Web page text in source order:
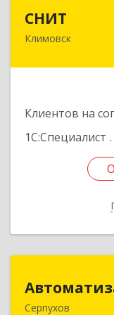
СНИТ
Климовск
Клиентов на
1С:Специалист
142180,
Серпухов